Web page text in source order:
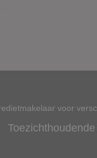
voor